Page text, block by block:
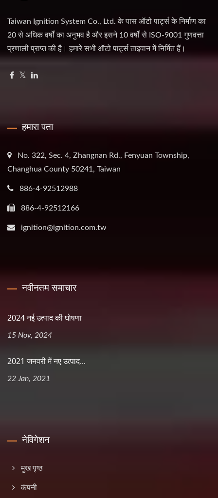
Taiwan Ignition System Co., Ltd. के पास ऑटो पार्ट्स के निर्माण का
20 से अधिक वर्षों का अनुभव है और इसने 10 वर्षों से ISO-9001 गुणवत्ता
प्रणाली प्राप्त की है। हमारे सभी ऑटो पार्ट्स ताइवान में निर्मित हैं।
हमारा पता
No. 322, Sec. 4, Zhangnan Rd., Fenyuan Township,
Changhua County 50241, Taiwan
886-4-92512988
886-4-92512166
ignition@ignition.com.tw
नवीनतम समाचार
2024 नई उत्पाद की घोषणा
15 Nov, 2024
2021 जनवरी में नए उत्पाद...
22 Jan, 2021
नेविगेशन
मुख पृष्ठ
कंपनी